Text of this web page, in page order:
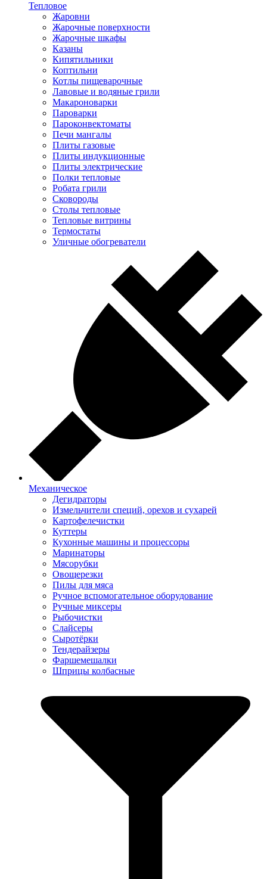
Тепловое
Жаровни
Жарочные поверхности
Жарочные шкафы
Казаны
Кипятильники
Коптильни
Котлы пищеварочные
Лавовые и водяные грили
Макароноварки
Пароварки
Пароконвектоматы
Печи мангалы
Плиты газовые
Плиты индукционные
Плиты электрические
Полки тепловые
Робата грили
Сковороды
Столы тепловые
Тепловые витрины
Термостаты
Уличные обогреватели
Механическое
Дегидраторы
Измельчители специй, орехов и сухарей
Картофелечистки
Куттеры
Кухонные машины и процессоры
Маринаторы
Мясорубки
Овощерезки
Пилы для мяса
Ручное вспомогательное оборудование
Ручные миксеры
Рыбочистки
Слайсеры
Сыротёрки
Тендерайзеры
Фаршемешалки
Шприцы колбасные